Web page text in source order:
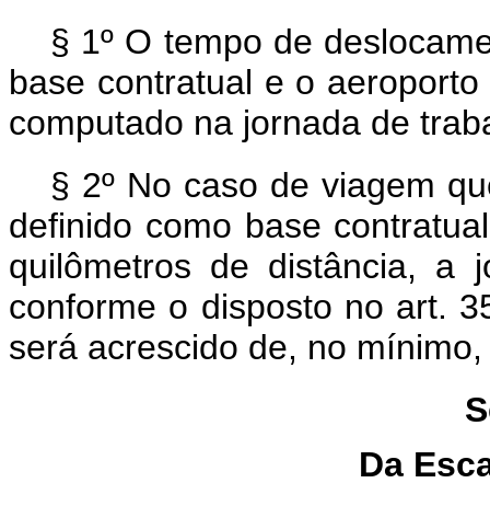
§ 1º O tempo de
base contratual e o
computado na jornada de
§ 2º No caso de viagem
definido como base
quilômetros de distância, a
conforme o disposto no art.
será acrescido de, no
Da